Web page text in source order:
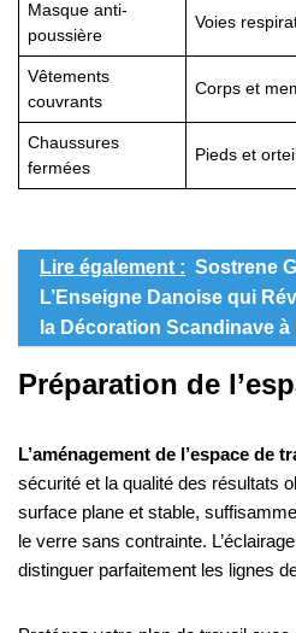
Masque anti-
poussière
Voies
Vêtements
couvrants
Corps et
Chaussures
fermées
Pieds et
Lire également : Sostrene
L’Enseigne Danoise qui
la Décoration Scandinave à
Préparation de
L’aménagement de l’espace de
sécurité et la qualité des résultats
surface plane et stable,
le verre sans contrainte.
distinguer parfaitement les lignes